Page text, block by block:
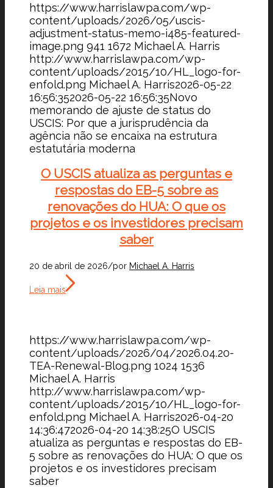
https://www.harrislawpa.com/wp-
content/uploads/2026/05/uscis-
adjustment-status-memo-i485-featured-
image.png 941 1672 Michael A. Harris
http://www.harrislawpa.com/wp-
content/uploads/2015/10/HL_logo-for-
enfold.png Michael A. Harris2026-05-22
16:56:352026-05-22 16:56:35Novo
memorando de ajuste de status do
USCIS: Por que a jurisprudência da
agência não se encaixa na estrutura
estatutária moderna
O USCIS atualiza as perguntas e
respostas do EB-5 sobre as
renovações do HUA: O que os
projetos e os investidores precisam
saber
20 de abril de 2026/por Michael A. Harris
Leia mais
https://www.harrislawpa.com/wp-
content/uploads/2026/04/2026.04.20-
TEA-Renewal-Blog.png 1024 1536
Michael A. Harris
http://www.harrislawpa.com/wp-
content/uploads/2015/10/HL_logo-for-
enfold.png Michael A. Harris2026-04-20
14:36:472026-04-20 14:38:25O USCIS
atualiza as perguntas e respostas do EB-
5 sobre as renovações do HUA: O que os
projetos e os investidores precisam
saber